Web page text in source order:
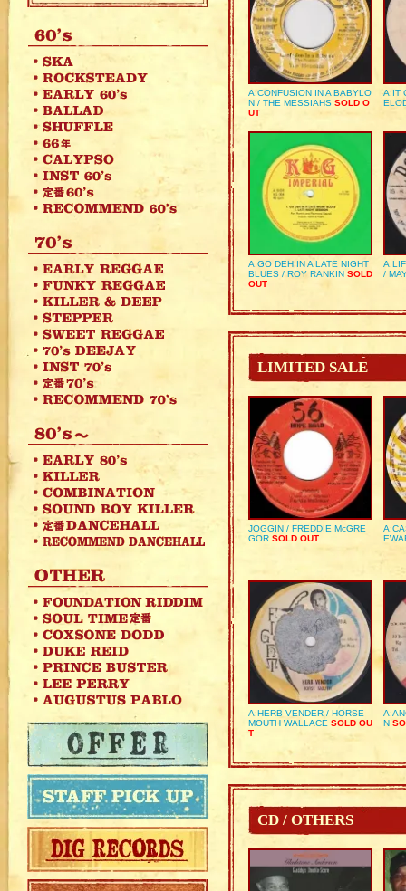
A:CONFUSION IN A BABYLO
N / THE MESSIAHS SOLD O
UT
A:IT
A:GO DEH IN A LATE NIGHT
BLUES / ROY RANKIN SOLD
OUT
/
LIMITED SALE
JOGGIN / FREDDIE McGRE
GOR SOLD OUT
A:HERB VENDER / HORSE
MOUTH WALLACE SOLD OU
T
N
CD / OTHERS